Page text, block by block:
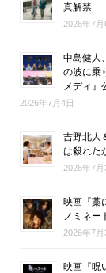
真解禁
2026年7月
中島健人
の波に乗
メディ』
2026年7月4日
吉野北人
は殺れた
2026年7月
映画『藁
ノミネー
2026年7月
映画『呪